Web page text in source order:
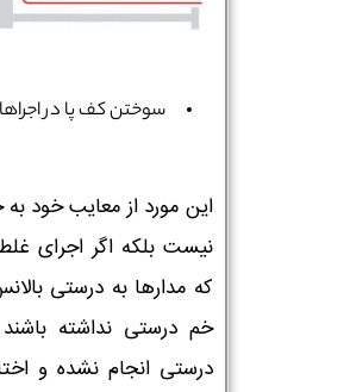
سوختن کف پا در
این مورد از معایب خود
نیست بلکه اگر اجرای
که مدارها به درستی
خم درستی نداشته
درستی انجام نشده و